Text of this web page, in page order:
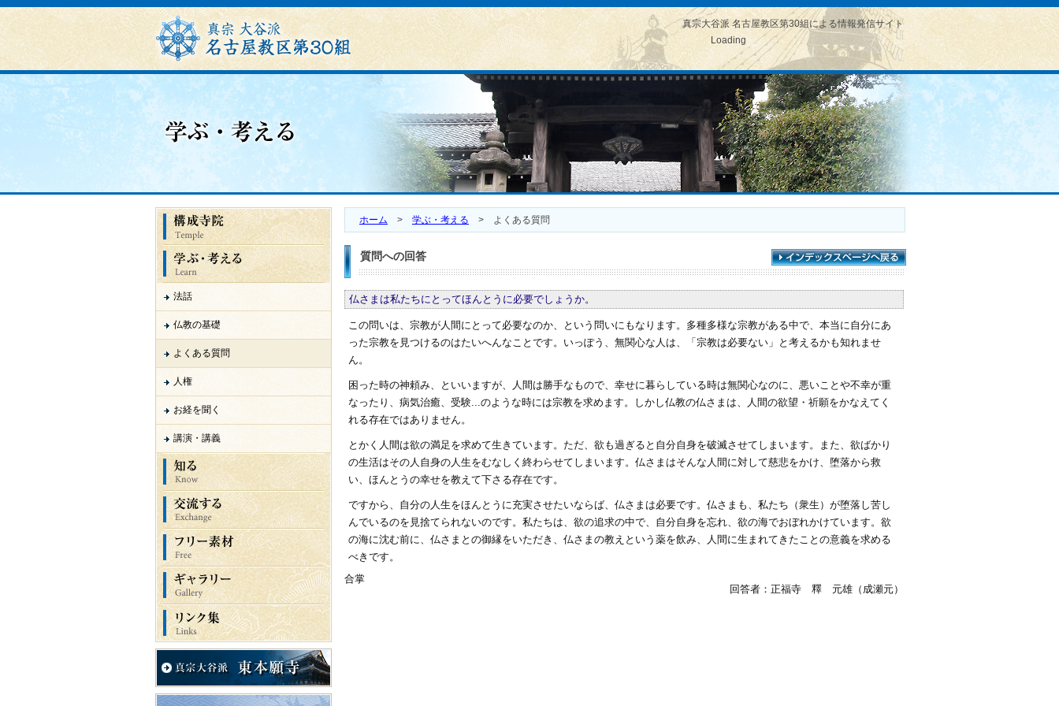
真宗大谷派 名古屋教区第30組による情報発信サイト
Loading
ホーム > 学ぶ・考える > よくある質問
質問への回答
仏さまは私たちにとってほんとうに必要でしょうか。
この問いは、宗教が人間にとって必要なのか、という問いにもなります。多種多様な宗教がある中で、本当に自分にあ
った宗教を見つけるのはたいへんなことです。いっぽう、無関心な人は、「宗教は必要ない」と考えるかも知れませ
ん。
困った時の神頼み、といいますが、人間は勝手なもので、幸せに暮らしている時は無関心なのに、悪いことや不幸が重
なったり、病気治癒、受験...のような時には宗教を求めます。しかし仏教の仏さまは、人間の欲望・祈願をかなえてく
れる存在ではありません。
とかく人間は欲の満足を求めて生きています。ただ、欲も過ぎると自分自身を破滅させてしまいます。また、欲ばかり
の生活はその人自身の人生をむなしく終わらせてしまいます。仏さまはそんな人間に対して慈悲をかけ、堕落から救
い、ほんとうの幸せを教えて下さる存在です。
ですから、自分の人生をほんとうに充実させたいならば、仏さまは必要です。仏さまも、私たち（衆生）が堕落し苦し
んでいるのを見捨てられないのです。私たちは、欲の追求の中で、自分自身を忘れ、欲の海でおぼれかけています。欲
の海に沈む前に、仏さまとの御縁をいただき、仏さまの教えという薬を飲み、人間に生まれてきたことの意義を求める
べきです。
合掌
回答者：正福寺 釋 元雄（成瀬元）
法話
仏教の基礎
よくある質問
人権
お経を聞く
講演・講義